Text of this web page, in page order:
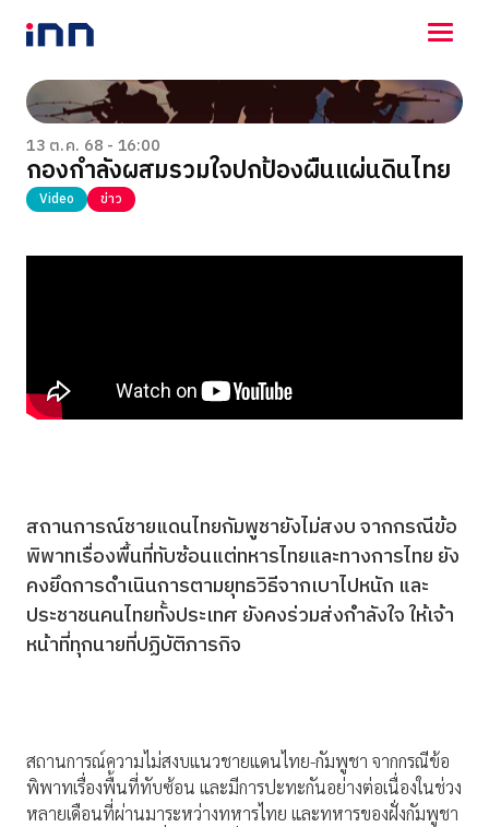
NEWS
ENTERTAINMENT
LIFESTYLE
HOROSCOPE
VIDEO
13 ต.ค. 68 - 16:00
กองกำลังผสมรวมใจปกป้องผืนแผ่นดินไทย
Video ข่าว
สถานการณ์ชายแดนไทยกัมพูชายังไม่สงบ จากกรณีข้อ
พิพาทเรื่องพื้นที่ทับซ้อนแต่ทหารไทยและทางการไทย ยัง
คงยึดการดำเนินการตามยุทธวิธีจากเบาไปหนัก และ
ประชาชนคนไทยทั้งประเทศ ยังคงร่วมส่งกำลังใจ ให้เจ้า
หน้าที่ทุกนายที่ปฏิบัติภารกิจ
สถานการณ์ความไม่สงบแนวชายแดนไทย-กัมพูชา จากกรณีข้อ
พิพาทเรื่องพื้นที่ทับซ้อน และมีการปะทะกันอย่างต่อเนื่องในช่วง
หลายเดือนที่ผ่านมาระหว่างทหารไทย และทหารของฝั่งกัมพูชา